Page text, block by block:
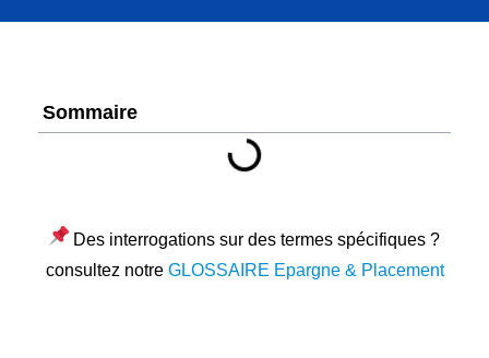
Sommaire
Des interrogations sur des termes spécifiques ?
consultez notre GLOSSAIRE Epargne & Placement